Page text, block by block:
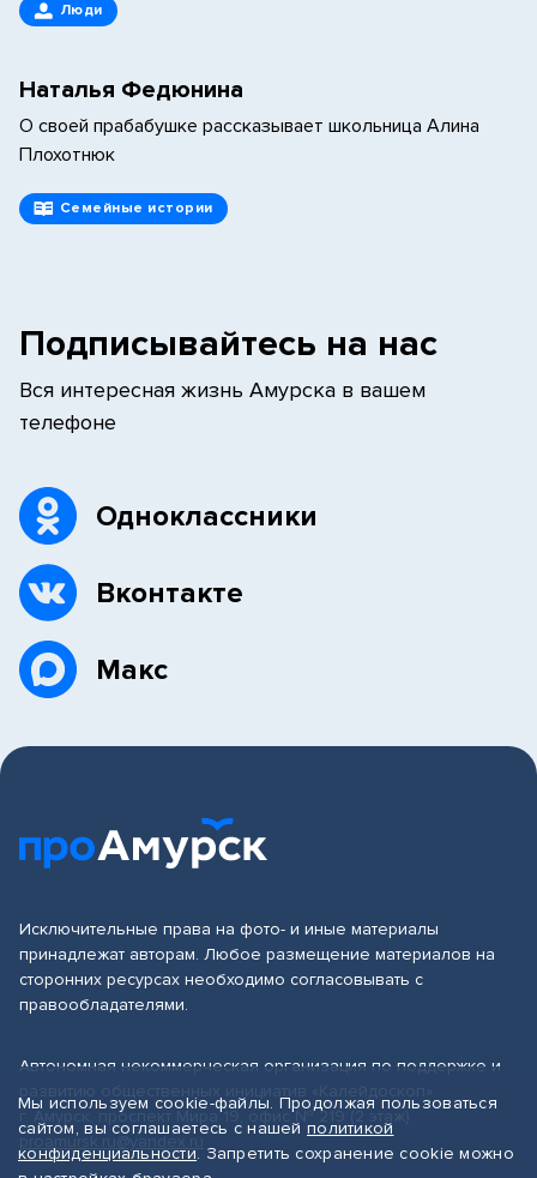
Люди
Наталья Федюнина
О своей прабабушке рассказывает школьница Алина
Плохотнюк
Семейные истории
Подписывайтесь на нас
Вся интересная жизнь Амурска в вашем
телефоне
Одноклассники
Вконтакте
Макс
Исключительные права на фото- и иные материалы
принадлежат авторам. Любое размещение материалов на
сторонних ресурсах необходимо согласовывать с
правообладателями.
Автономная некоммерческая организация по поддержке и
г. Амурск, проспект Мира 19, офис № 219 (2 этаж)
proamursk.ru@yandex.ru
Мы используем cookie-файлы. Продолжая пользоваться
сайтом, вы соглашаетесь с нашей политикой
конфиденциальности. Запретить сохранение cookie можно